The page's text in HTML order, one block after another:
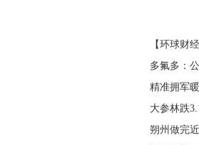
【环球财
多氟多：
精准拥军
大参林跌
朔州做完